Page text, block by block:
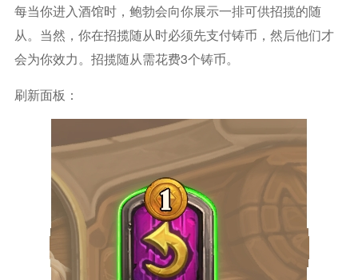
每当你进入酒馆时，鲍勃会向你展示一排可供招揽的随
从。当然，你在招揽随从时必须先支付铸币，然后他们才
会为你效力。招揽随从需花费3个铸币。
刷新面板：